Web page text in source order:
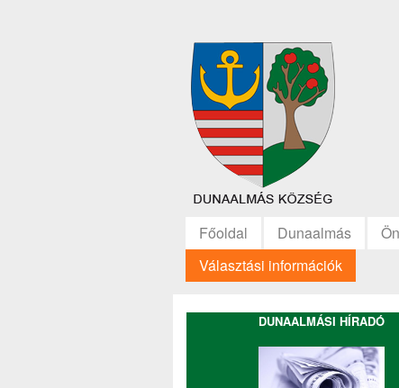
Főoldal Dunaalmás
Választási információk
DUNAALMÁSI HÍRADÓ